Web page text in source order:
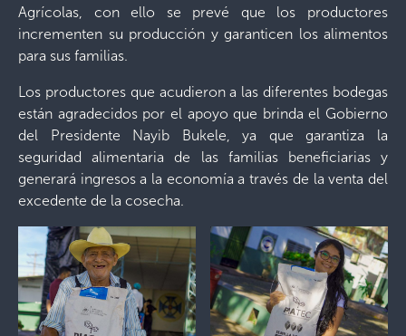
Agrícolas, con ello se prevé que los productores
incrementen su producción y garanticen los alimentos
para sus familias.
Los productores que acudieron a las diferentes bodegas
están agradecidos por el apoyo que brinda el Gobierno
del Presidente Nayib Bukele, ya que garantiza la
seguridad alimentaria de las familias beneficiarias y
generará ingresos a la economía a través de la venta del
excedente de la cosecha.